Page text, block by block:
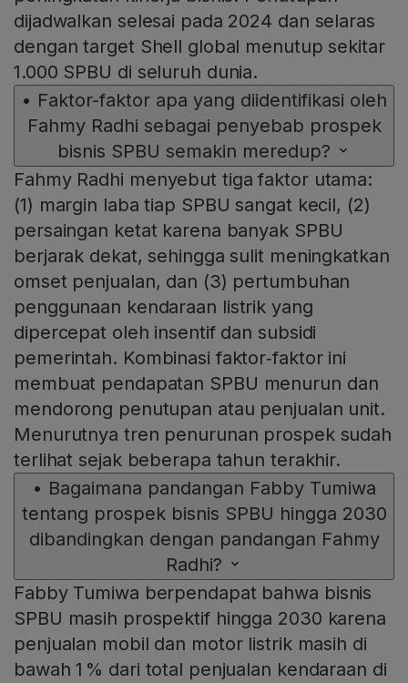
dijadwalkan selesai pada 2024 dan selaras
dengan target Shell global menutup sekitar
1.000 SPBU di seluruh dunia.
• Faktor-faktor apa yang diidentifikasi oleh
Fahmy Radhi sebagai penyebab prospek
bisnis SPBU semakin meredup?
Fahmy Radhi menyebut tiga faktor utama:
(1) margin laba tiap SPBU sangat kecil, (2)
persaingan ketat karena banyak SPBU
berjarak dekat, sehingga sulit meningkatkan
omset penjualan, dan (3) pertumbuhan
penggunaan kendaraan listrik yang
dipercepat oleh insentif dan subsidi
pemerintah. Kombinasi faktor‑faktor ini
membuat pendapatan SPBU menurun dan
mendorong penutupan atau penjualan unit.
Menurutnya tren penurunan prospek sudah
terlihat sejak beberapa tahun terakhir.
• Bagaimana pandangan Fabby Tumiwa
tentang prospek bisnis SPBU hingga 2030
dibandingkan dengan pandangan Fahmy
Radhi?
Fabby Tumiwa berpendapat bahwa bisnis
SPBU masih prospektif hingga 2030 karena
penjualan mobil dan motor listrik masih di
bawah 1 % dari total penjualan kendaraan di